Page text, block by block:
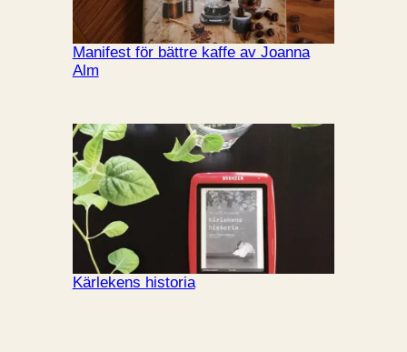
Manifest för bättre kaffe av Joanna
Alm
Kärlekens historia